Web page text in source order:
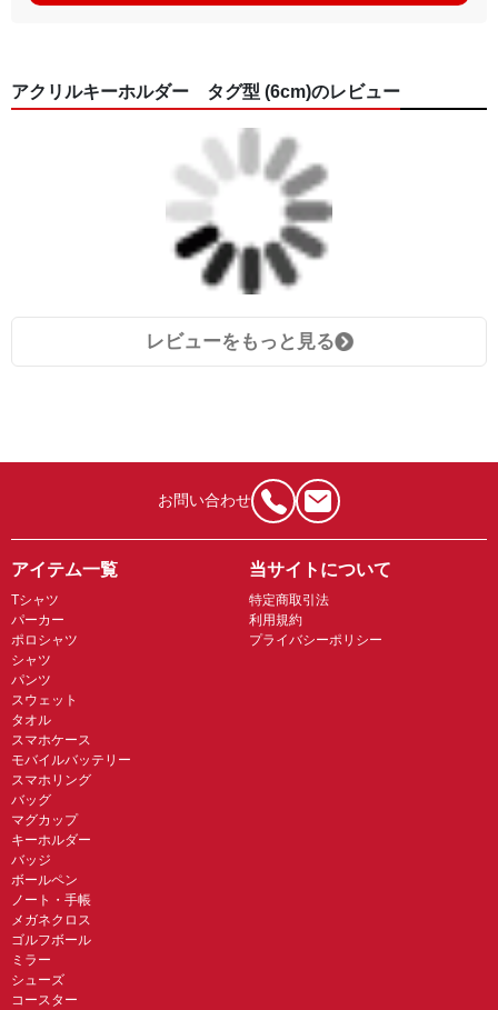
アクリルキーホルダー タグ型 (6cm)のレビュー
レビューをもっと見る
お問い合わせ
アイテム一覧
Tシャツ
パーカー
ポロシャツ
シャツ
パンツ
スウェット
タオル
スマホケース
モバイルバッテリー
スマホリング
バッグ
マグカップ
キーホルダー
バッジ
ボールペン
ノート・手帳
メガネクロス
ゴルフボール
ミラー
シューズ
コースター
当サイトについて
特定商取引法
利用規約
プライバシーポリシー